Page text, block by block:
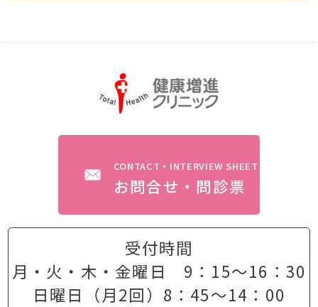
CONTACT・INTERVIEW SHEET
お問合せ・問診票
受付時間
月・火・木・金曜日 9：15〜16：30
日曜日（月2回）8：45〜14：00